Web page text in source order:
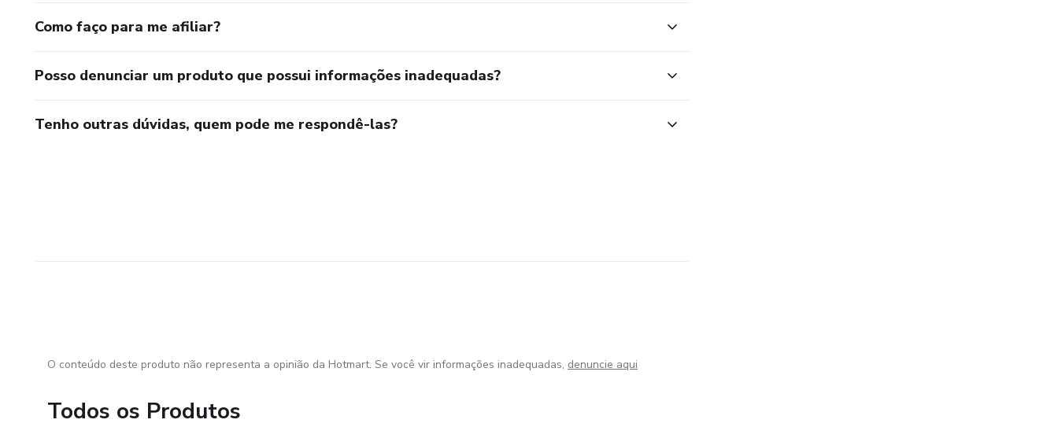
Como faço para me afiliar?
Posso denunciar um produto que possui informações inadequadas?
Tenho outras dúvidas, quem pode me respondê-las?
O conteúdo deste produto não representa a opinião da Hotmart. Se você vir informações inadequadas, denuncie aqui
Todos os Produtos